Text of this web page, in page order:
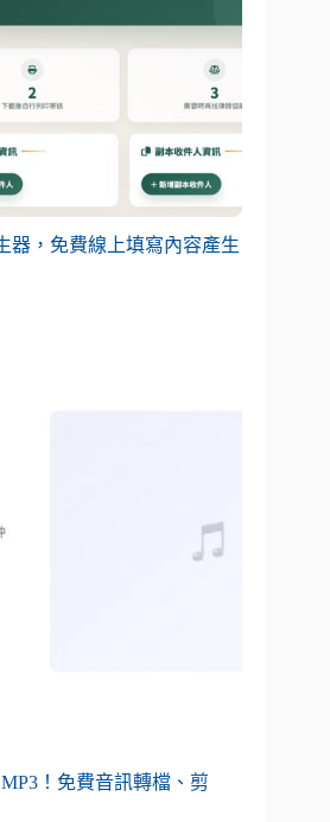
器，免費線上填寫內容產生
！免費音訊轉檔、剪